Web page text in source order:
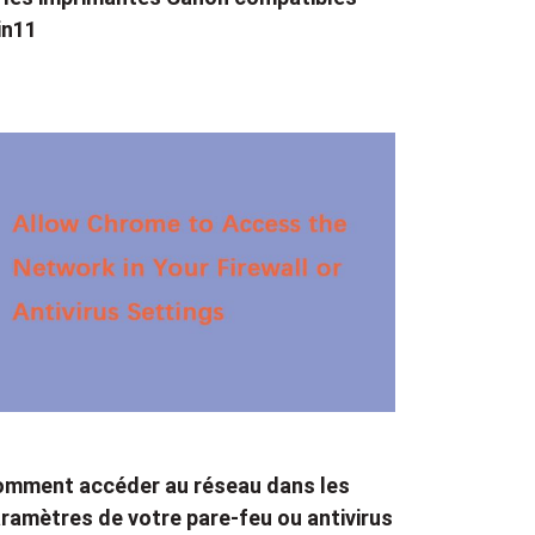
accéder au réseau dans les
de votre pare-feu ou antivirus